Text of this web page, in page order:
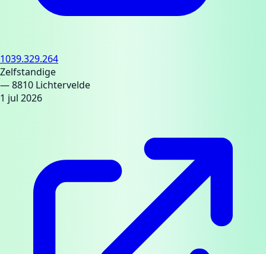
1039.329.264
Zelfstandige
— 8810 Lichtervelde
1 jul 2026